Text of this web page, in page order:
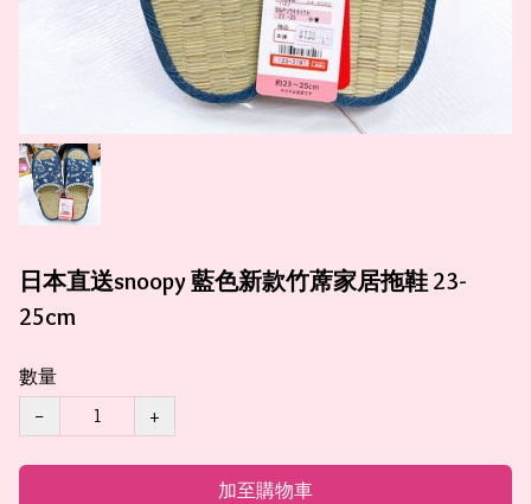
日本直送snoopy 藍色新款竹蓆家居拖鞋 23-
25cm
數量
−
+
加至購物車